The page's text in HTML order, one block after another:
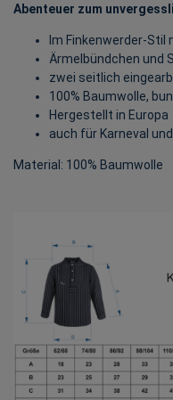
Abenteuer zum
Im Finkenwerder-Stil
Ärmelbündchen und
zwei seitlich
100% Baumwolle,
Hergestellt in Europa
auch für Karneval
Material: 100% Baumwolle